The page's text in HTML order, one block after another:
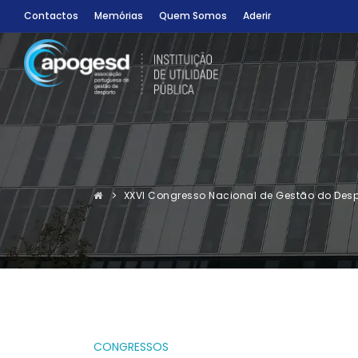
Contactos Memórias Quem Somos Aderir
XXVI Congresso Nacional de Gestão do
CONGRESSOS